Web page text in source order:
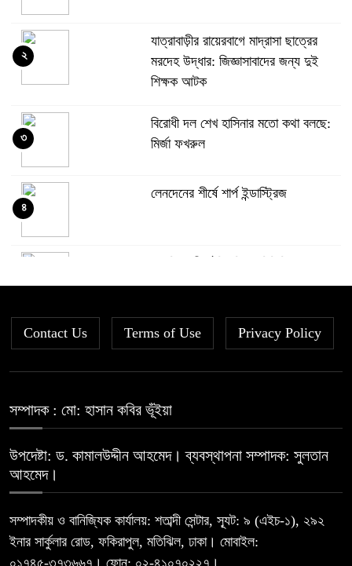
যাত্রাবাড়ীর রায়েরবাগে মাদ্রাসা ছাত্রের
মরদেহ উদ্ধার: জিজ্ঞাসাবাদের জন্য দুই
শিক্ষক আটক
২
বিরোধী দল শেখ হাসিনার মতো কথা বলছে:
মির্জা ফখরুল
৩
লেনদেনের শীর্ষে শার্প ইন্ডাস্ট্রিজ
৪
মিউচুয়াল ফান্ড
দরপতনের তালিকায় শীর্ষে মেট্রো স্পিনিং
৬
রহিমা ফুডের শেয়ারে কারসাজির প্রমাণ
পেয়েছে বিএসইসি
আগামী প্রজন্মের জন্য সুস্থ পরিবেশ চান
প্রধানমন্ত্রী
Contact Us Terms of Use Privacy Policy
সম্পাদক : মো: হাসান কবির ভূঁইয়া
উপদেষ্টা: ড. কামালউদ্দীন আহমেদ। ব্যবস্থাপনা সম্পাদক: সুলতান
আহমেদ।
সম্পাদকীয় ও বানিজ্যিক কার্যালয়: শতাব্দী সেন্টার, স্যূট: ৯ (এইচ-১), ২৯২
ইনার সার্কুলার রোড, ফকিরাপুল, মতিঝিল, ঢাকা। মোবাইল:
০১৭৪৫-৩৭৩৬৬৭। ফোন: ০২-৪১০৭০২২৭।